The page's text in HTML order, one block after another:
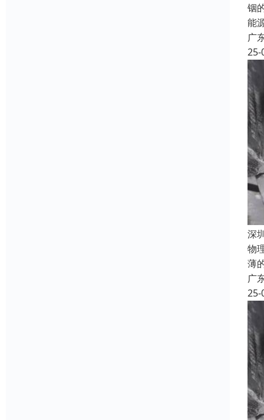
铟
能
广
25-
深
物
薄
广
25-